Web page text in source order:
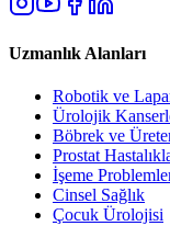
Uzmanlık Alanları
Robotik ve
Ürolojik
Böbrek ve
Prostat
İşeme
Cinsel Sağlık
Çocuk Ürolojisi